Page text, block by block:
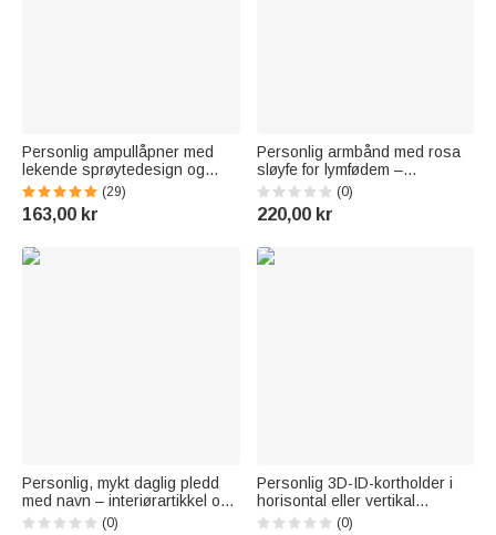
Personlig ampullåpner med
lekende sprøytedesign og
metallspenne med navn
Sykepleierdagen -
påskjønnelsesgave til
medisinsk personale
(29)
163,00 kr
Personlig armbånd med rosa
sløyfe for lymfødem –
medisinsk varselarmbånd med
inngravert tekst og tittel –
nødsmykke, omsorgsgave til
(0)
220,00 kr
Personlig, mykt daglig pledd
med navn – interiørartikkel og
takkegave til sykepleiere og
(0)
Personlig 3D-ID-kortholder i
horisontal eller vertikal
utførelse med yrkesmotiv – en
(0)